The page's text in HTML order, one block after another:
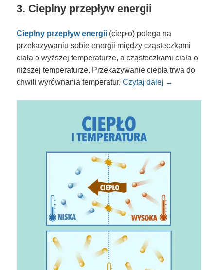
3. Cieplny przepływ energii
Cieplny przepływ energii (ciepło) polega na
przekazywaniu sobie energii między cząsteczkami
ciała o wyższej temperaturze, a cząsteczkami ciała o
niższej temperaturze. Przekazywanie ciepła trwa do
chwili wyrównania temperatur.Czytaj dalej →